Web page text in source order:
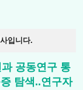
입니다.
공동연구 통
탐색..연구자